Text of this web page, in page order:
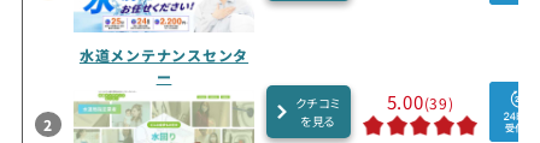
2
水道メンテナンスセンタ
ー
クチコミ
を見る
5.00(39)